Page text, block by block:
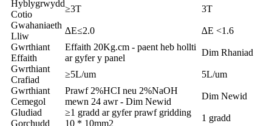
Hyblygrwydd
Cotio
≥3T
3T
Gwahaniaeth
Lliw
∆E≤2.0
∆E <1.6
Gwrthiant
Effaith
Effaith 20Kg.cm - paent heb hollti
ar gyfer y panel
Dim Rhaniad
Gwrthiant
Crafiad
≥5L/um
5L/um
Gwrthiant
Cemegol
Prawf 2%HCI neu 2%NaOH
mewn 24 awr - Dim Newid
Dim Newid
Gludiad
Gorchudd
≥1 gradd ar gyfer prawf gridding
10 * 10mm2
1 gradd